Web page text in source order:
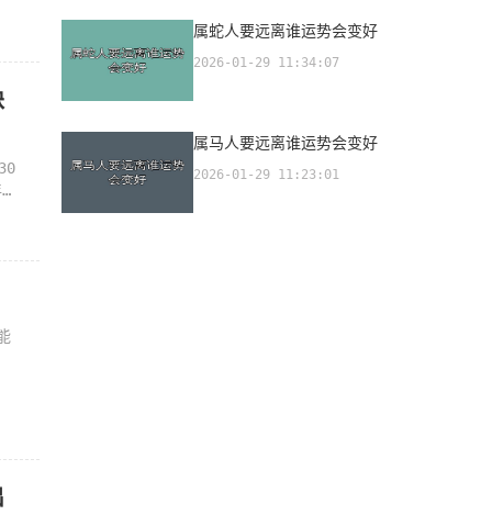
属蛇人要远离谁运势会变好
2026-01-29 11:34:07
属马人要远离谁运势会变好
2026-01-29 11:23:01